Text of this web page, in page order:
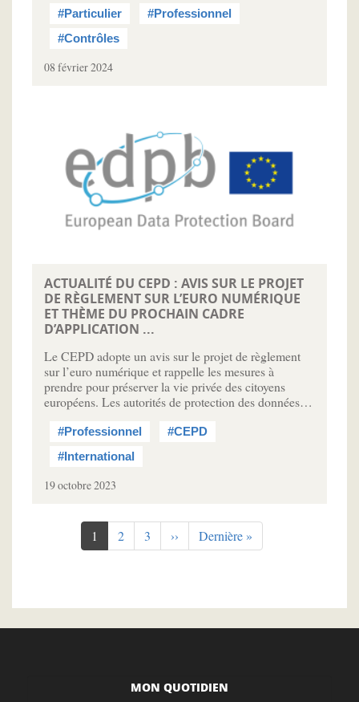
#Particulier
#Professionnel
#Contrôles
08 février 2024
ACTUALITÉ DU CEPD : AVIS SUR LE PROJET
DE RÈGLEMENT SUR L’EURO NUMÉRIQUE
ET THÈME DU PROCHAIN CADRE
D’APPLICATION ...
Le CEPD adopte un avis sur le projet de règlement
sur l’euro numérique et rappelle les mesures à
prendre pour préserver la vie privée des citoyens
européens. Les autorités de protection des données…
#Professionnel
#CEPD
#International
19 octobre 2023
Pagination
Page
courante
1 Page
2 Page
3
Page
suivante
››
Dernière
page
Dernière »
MON QUOTIDIEN